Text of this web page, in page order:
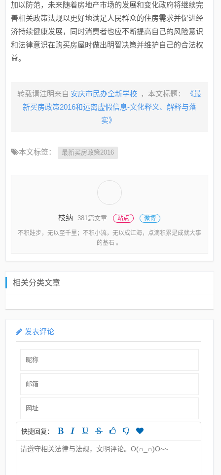
加以防范，未来随着房地产市场的发展和变化政府将继续完
善相关政策法规以更好地满足人民群众的住房需求并促进经
济持续健康发展，同时消费者也应不断提高自己的风险意识
和法律意识在购买房屋时做出明智决策并维护自己的合法权
益。
转载请注明来自 安庆市民办全新学校 ，本文标题：
《最
新买房政策2016和远离虚假信息-文化释义、解释与落
实》
本文标签： 最新买房政策2016
枝纳 381篇文章 站点 微博
不积跬步，无以至千里；不积小流，无以成江海，点滴积累是成就大事
的基石 。
相关分类文章
发表评论
快捷回复：